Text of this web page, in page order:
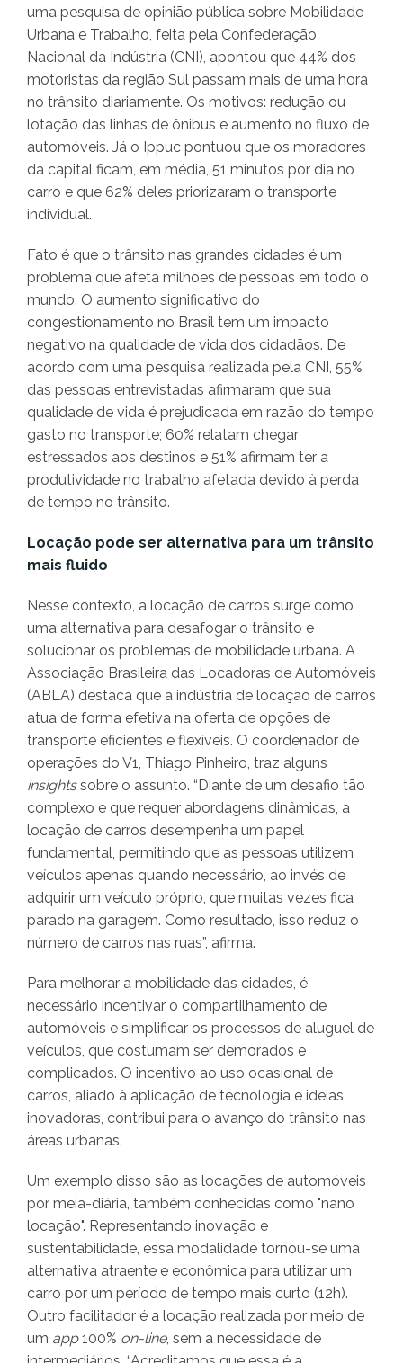
uma pesquisa de opinião pública sobre Mobilidade
Urbana e Trabalho, feita pela Confederação
Nacional da Indústria (CNI), apontou que 44% dos
motoristas da região Sul passam mais de uma hora
no trânsito diariamente. Os motivos: redução ou
lotação das linhas de ônibus e aumento no fluxo de
automóveis. Já o Ippuc pontuou que os moradores
da capital ficam, em média, 51 minutos por dia no
carro e que 62% deles priorizaram o transporte
individual.
Fato é que o trânsito nas grandes cidades é um
problema que afeta milhões de pessoas em todo o
mundo. O aumento significativo do
congestionamento no Brasil tem um impacto
negativo na qualidade de vida dos cidadãos. De
acordo com uma pesquisa realizada pela CNI, 55%
das pessoas entrevistadas afirmaram que sua
qualidade de vida é prejudicada em razão do tempo
gasto no transporte; 60% relatam chegar
estressados aos destinos e 51% afirmam ter a
produtividade no trabalho afetada devido à perda
de tempo no trânsito.
Locação pode ser alternativa para um trânsito
mais fluido
Nesse contexto, a locação de carros surge como
uma alternativa para desafogar o trânsito e
solucionar os problemas de mobilidade urbana. A
Associação Brasileira das Locadoras de Automóveis
(ABLA) destaca que a indústria de locação de carros
atua de forma efetiva na oferta de opções de
transporte eficientes e flexíveis. O coordenador de
operações do V1, Thiago Pinheiro, traz alguns
insightssobre o assunto. “Diante de um desafio tão
complexo e que requer abordagens dinâmicas, a
locação de carros desempenha um papel
fundamental, permitindo que as pessoas utilizem
veículos apenas quando necessário, ao invés de
adquirir um veículo próprio, que muitas vezes fica
parado na garagem. Como resultado, isso reduz o
número de carros nas ruas”, afirma.
Para melhorar a mobilidade das cidades, é
necessário incentivar o compartilhamento de
automóveis e simplificar os processos de aluguel de
veículos, que costumam ser demorados e
complicados. O incentivo ao uso ocasional de
carros, aliado à aplicação de tecnologia e ideias
inovadoras, contribui para o avanço do trânsito nas
áreas urbanas.
Um exemplo disso são as locações de automóveis
por meia-diária, também conhecidas como "nano
locação". Representando inovação e
sustentabilidade, essa modalidade tornou-se uma
alternativa atraente e econômica para utilizar um
carro por um período de tempo mais curto (12h).
Outro facilitador é a locação realizada por meio de
um app100% on-line, sem a necessidade de